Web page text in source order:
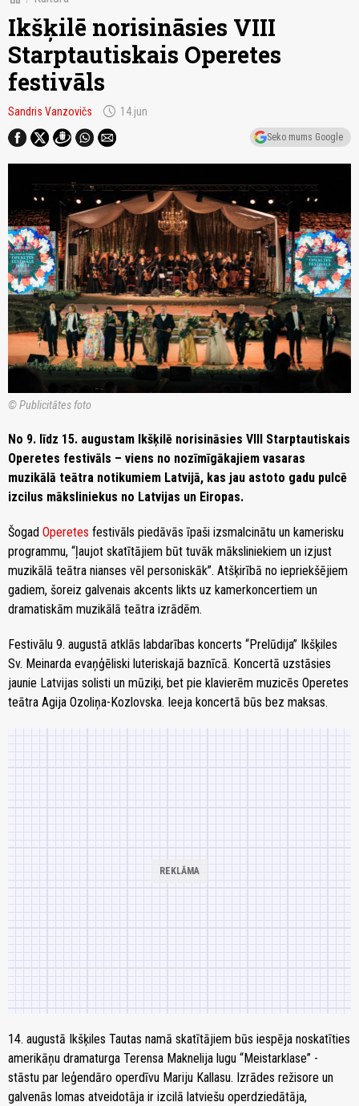
Ikšķilē norisināsies VIII
Starptautiskais Operetes
festivāls
Sandris Vanzovičs schedule 14.jun
Seko mums Google
© Publicitātes foto
No 9. līdz 15. augustam Ikšķilē norisināsies VIII Starptautiskais
Operetes festivāls – viens no nozīmīgākajiem vasaras
muzikālā teātra notikumiem Latvijā, kas jau astoto gadu pulcē
izcilus māksliniekus no Latvijas un Eiropas.
Šogad Operetes festivāls piedāvās īpaši izsmalcinātu un kamerisku
programmu, “ļaujot skatītājiem būt tuvāk māksliniekiem un izjust
muzikālā teātra nianses vēl personiskāk”. Atšķirībā no iepriekšējiem
gadiem, šoreiz galvenais akcents likts uz kamerkoncertiem un
dramatiskām muzikālā teātra izrādēm.
Festivālu 9. augustā atklās labdarības koncerts “Prelūdija” Ikšķiles
Sv. Meinarda evaņģēliski luteriskajā baznīcā. Koncertā uzstāsies
jaunie Latvijas solisti un mūziķi, bet pie klavierēm muzicēs Operetes
teātra Agija Ozoliņa-Kozlovska. Ieeja koncertā būs bez maksas.
14. augustā Ikšķiles Tautas namā skatītājiem būs iespēja noskatīties
amerikāņu dramaturga Terensa Maknelija lugu “Meistarklase” -
stāstu par leģendāro operdīvu Mariju Kallasu. Izrādes režisore un
galvenās lomas atveidotāja ir izcilā latviešu operdziedātāja,